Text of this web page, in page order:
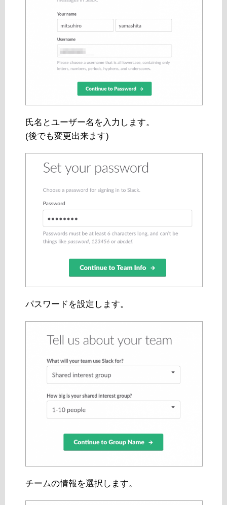
氏名とユーザー名を入力します。
(後でも変更出来ます)
パスワードを設定します。
チームの情報を選択します。